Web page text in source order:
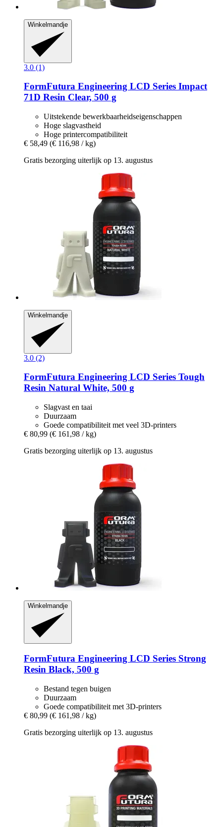
Winkelmandje
3.0 (1)
FormFutura Engineering LCD Series Impact
71D Resin Clear, 500 g
Uitstekende bewerkbaarheidseigenschappen
Hoge slagvastheid
Hoge printercompatibiliteit
€ 58,49 (€ 116,98 / kg)
Gratis bezorging uiterlijk op 13. augustus
Winkelmandje
3.0 (2)
FormFutura Engineering LCD Series Tough
Resin Natural White, 500 g
Slagvast en taai
Duurzaam
Goede compatibiliteit met veel 3D-printers
€ 80,99 (€ 161,98 / kg)
Gratis bezorging uiterlijk op 13. augustus
Winkelmandje
FormFutura Engineering LCD Series Strong
Resin Black, 500 g
Bestand tegen buigen
Duurzaam
Goede compatibiliteit met 3D-printers
€ 80,99 (€ 161,98 / kg)
Gratis bezorging uiterlijk op 13. augustus